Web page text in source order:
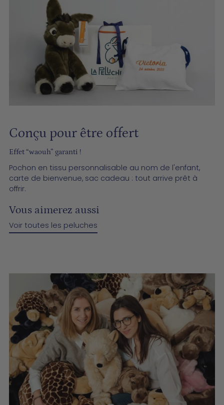
Conçu pour être offert
­­Effet “waouh” garanti !
Pochon en tissu personnalisable au nom de l'enfant,
carte de bienvenue, sac cadeau : tout arrive prêt à
offrir.
Vous aimerez aussi
Voir toutes les peluches